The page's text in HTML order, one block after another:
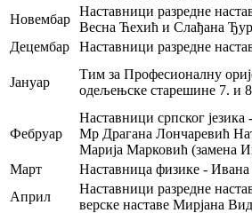
Новембар
Наставници разредне
Весна Ћехић и Слађана
Децембар
Наставници разредне
Јануар
Тим за Професионалну
одељењске старешине 7. и
Фебруар
Наставници српског
Мр Драгана Лончаревић
Марија Марковић (замена
Март
Наставница физике -
Април
Наставници разредне
верске наставе Мирјана